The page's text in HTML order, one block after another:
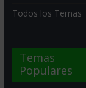
Todos los Temas
Temas
Populares